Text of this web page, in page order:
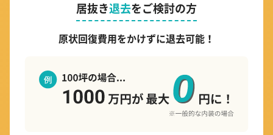
居抜き退去をご検討の方
原状回復費用をかけずに退去可能！